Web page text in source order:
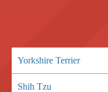
Yorkshire Terrier
Shih Tzu